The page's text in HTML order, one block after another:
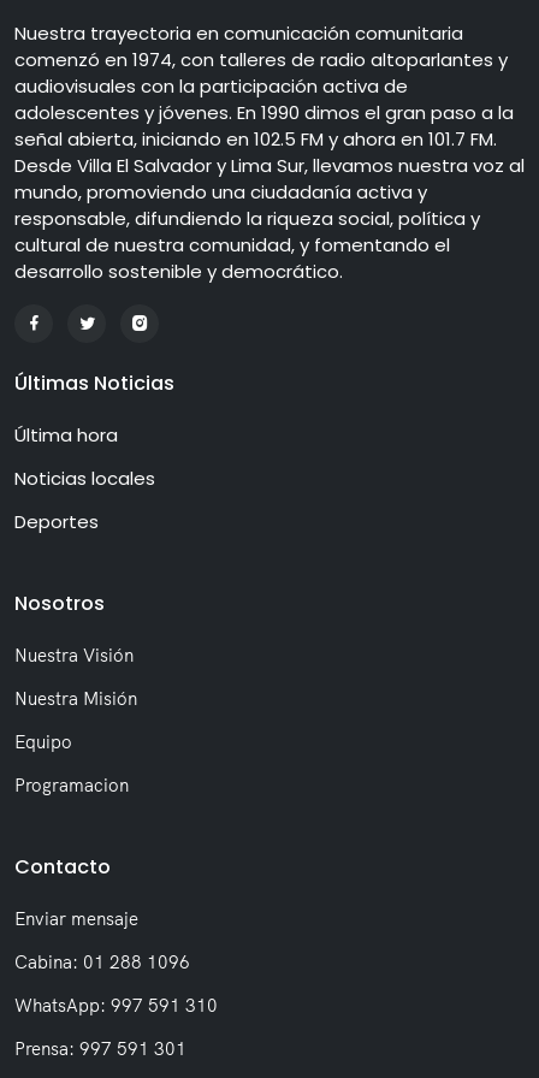
Nuestra trayectoria en comunicación comunitaria
comenzó en 1974, con talleres de radio altoparlantes y
audiovisuales con la participación activa de
adolescentes y jóvenes. En 1990 dimos el gran paso a la
señal abierta, iniciando en 102.5 FM y ahora en 101.7 FM.
Desde Villa El Salvador y Lima Sur, llevamos nuestra voz al
mundo, promoviendo una ciudadanía activa y
responsable, difundiendo la riqueza social, política y
cultural de nuestra comunidad, y fomentando el
desarrollo sostenible y democrático.
Últimas Noticias
Última hora
Noticias locales
Deportes
Nosotros
Nuestra Visión
Nuestra Misión
Equipo
Programacion
Contacto
Enviar mensaje
Cabina: 01 288 1096
WhatsApp: 997 591 310
Prensa: 997 591 301